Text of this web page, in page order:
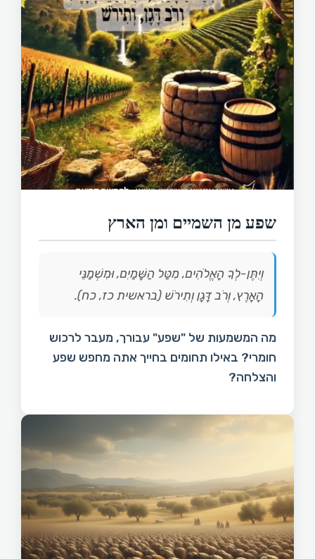
שפע מן השמיים ומן הארץ
וְיִתֶּן-לְךָ הָאֱלֹהִים, מִטַּל הַשָּׁמַיִם, וּמִשְׁמַנֵּי
הָאָרֶץ, וְרֹב דָּגָן וְתִירֹשׁ (בראשית כז, כח).
מה המשמעות של "שפע" עבורך, מעבר לרכוש
חומרי? באילו תחומים בחייך אתה מחפש שפע
והצלחה?